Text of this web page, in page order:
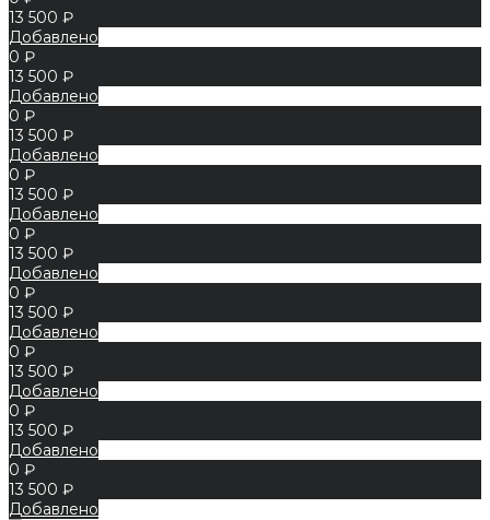
13 500 ₽
Добавлено
0 ₽
13 500 ₽
Добавлено
0 ₽
13 500 ₽
Добавлено
0 ₽
13 500 ₽
Добавлено
0 ₽
13 500 ₽
Добавлено
0 ₽
13 500 ₽
Добавлено
0 ₽
13 500 ₽
Добавлено
0 ₽
13 500 ₽
Добавлено
0 ₽
13 500 ₽
Добавлено